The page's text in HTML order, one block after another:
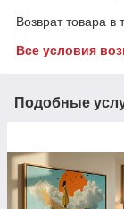
Возврат товара в
Все условия
Подобные